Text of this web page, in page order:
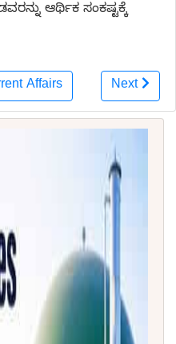
ಆರ್ಥಿಕ ಸಂಕಷ್ಟಕ್ಕೆ
Affairs Next